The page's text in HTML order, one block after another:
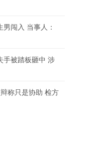
闯入 当事人：
手被踏板砸中 涉
称只是协助 检方